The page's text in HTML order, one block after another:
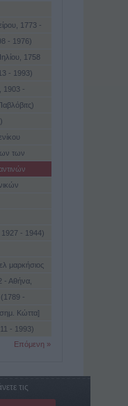
1773 -
- 1976)
1758
- 1993)
1903 -
των
- 1944)
μαρκήσιος
(1859 -
- Αθήνα,
-
Κώττα]
- 1993)
Επόμενη »
τις